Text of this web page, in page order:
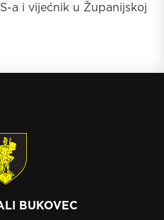
a i vijećnik u Županijskoj
BUKOVEC